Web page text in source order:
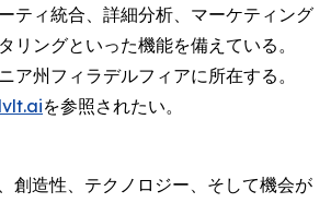
ティ統合、詳細分析、マーケティング
リングといった機能を備えている。
ア州フィラデルフィアに所在する。
を参照されたい。
創造性、テクノロジー、そして機会が